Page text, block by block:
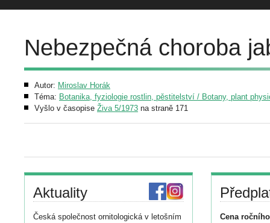
Nebezpečná choroba
Autor: Miroslav Horák
Téma: Botanika, fyziologie rostlin, pěstitelství / Botany, plant
Vyšlo v časopise Živa 5/1973 na straně 171
Aktuality
Česká společnost ornitologická v letošním
Cena